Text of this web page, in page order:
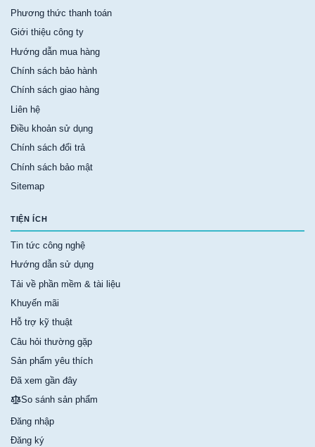
Phương thức thanh toán
Giới thiệu công ty
Hướng dẫn mua hàng
Chính sách bảo hành
Chính sách giao hàng
Liên hệ
Điều khoản sử dụng
Chính sách đổi trả
Chính sách bảo mật
Sitemap
TIỆN ÍCH
Tin tức công nghệ
Hướng dẫn sử dụng
Tải về phần mềm & tài liệu
Khuyến mãi
Hỗ trợ kỹ thuật
Câu hỏi thường gặp
Sản phẩm yêu thích
Đã xem gần đây
So sánh sản phẩm
Đăng nhập
Đăng ký